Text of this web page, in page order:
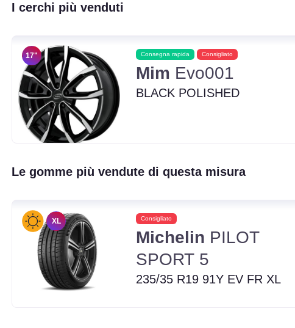
I cerchi più venduti
17" Consegna rapida Consigliato
Mim Evo001
BLACK POLISHED
Le gomme più vendute di questa misura
XL Consigliato
Michelin PILOT
SPORT 5
235/35 R19 91Y EV FR XL